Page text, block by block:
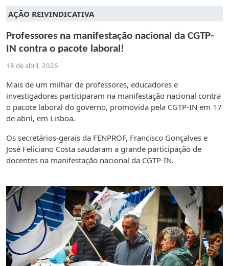
AÇÃO REIVINDICATIVA
Professores na manifestação nacional da CGTP-
IN contra o pacote laboral!
18 de abril, 2026
Mais de um milhar de professores, educadores e
investigadores participaram na manifestação nacional contra
o pacote laboral do governo, promovida pela CGTP-IN em 17
de abril, em Lisboa.
Os secretários-gerais da FENPROF, Francisco Gonçalves e
José Feliciano Costa saudaram a grande participação de
docentes na manifestação nacional da CGTP-IN.